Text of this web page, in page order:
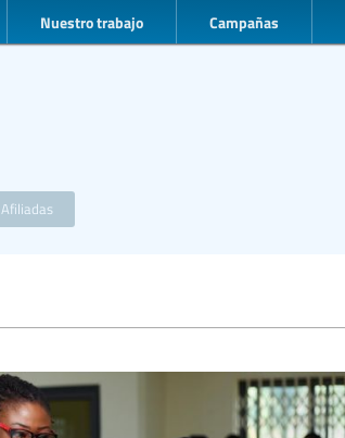
Nuestro trabajo Campañas
Afiliadas